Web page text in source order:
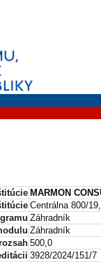
MARMON
Centrálna 800/
Záhradník
Záhradník
500,0
3928/2024/151/7